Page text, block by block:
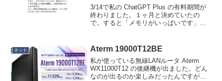
ィア
3/14で私の ChatGPT Plus の有料期間が
終わりました。１ヶ月と決めていたの
で。すると「メモリがいっぱいです」と
もメモリがいっぱいになると、私に関
ネット Aterm 19000T12BE
私が使っている無線LANルータ Aterm
WX11000T12 の後継機が出ました。どん
なのが出るのか楽しみだったんですが、